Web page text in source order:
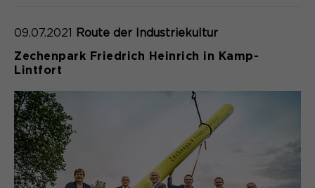
09.07.2021 Route der Industriekultur
Zechenpark Friedrich Heinrich in Kamp-
Lintfort